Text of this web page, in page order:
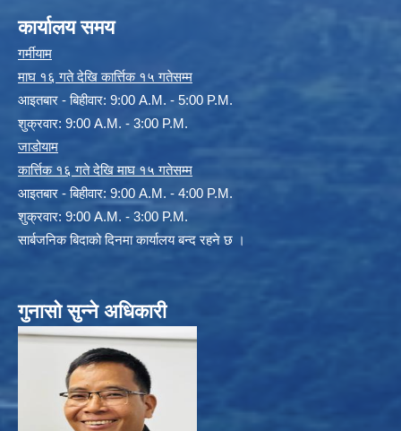
कार्यालय समय
गर्मीयाम
माघ १६ गते देखि कार्त्तिक १५ गतेसम्म
आइतबार - बिहीवार: 9:00 A.M. - 5:00 P.M.
शुक्रवार: 9:00 A.M. - 3:00 P.M.
जाडोयाम
कार्त्तिक १६ गते देखि माघ १५ गतेसम्म
आइतबार - बिहीवार: 9:00 A.M. - 4:00 P.M.
शुक्रवार: 9:00 A.M. - 3:00 P.M.
सार्बजनिक बिदाको दिनमा कार्यालय बन्द रहने छ ।
गुनासो सुन्ने अधिकारी